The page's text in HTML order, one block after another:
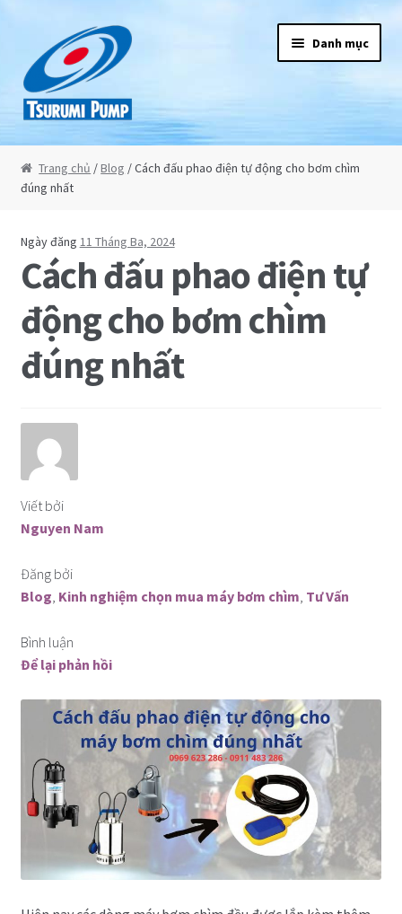
Đi đến Điều hướng
Chuyển đến nội dung Danh mục
Tsurumi
Giới thiệu
Sản phẩm
Bơm chìm nước thải
Máy bơm chìm hút bùn
Máy bơm chìm công suất lớn 3 pha
Máy bơm cắt rác
Bơm chìm cánh khuấy
Bơm inox chống ăn mòn
Catalog
Liên hệ
Hỏi – Đáp
Trang chủ /Blog / Cách đấu phao điện tự động cho bơm chìm
đúng nhất
Ngày đăng 11 Tháng Ba, 2024
Cách đấu phao điện tự
động cho bơm chìm
đúng nhất
Viết bởi
Nguyen Nam
Đăng bởi
Blog Kinh nghiệm chọn mua máy bơm chìm Tư Vấn
Bình luận
Để lại phản hồi